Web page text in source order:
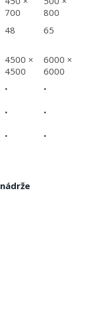
700
800
48
65
4500 ×
4500
6000 ×
6000
•
•
•
•
• •